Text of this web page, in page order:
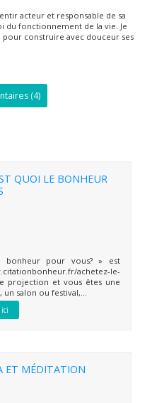
acteur et responsable de sa
du fonctionnement de la vie. Je
construire avec douceur ses
(4)
QUOI LE BONHEUR
bonheur pour vous? » est
achetez-le-
projection et vous êtes une
salon ou festival,...
ET MÉDITATION